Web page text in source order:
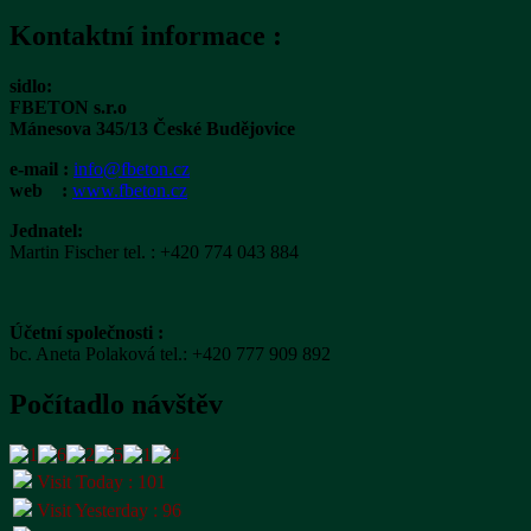
Kontaktní informace :
sidlo:
FBETON s.r.o
Mánesova 345/13 České Budějovice
e-mail : info@fbeton.cz
web : www.fbeton.cz
Jednatel:
Martin Fischer tel. : +420 774 043 884
Účetní společnosti :
bc. Aneta Polaková tel.: ‭+420 777 909 892
Počítadlo návštěv
Visit Today : 101
Visit Yesterday : 96